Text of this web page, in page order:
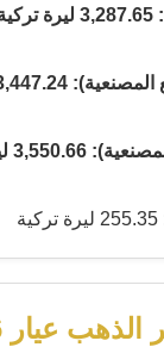
ليرة تركية
ليرة تركية
الذهب عيار 6